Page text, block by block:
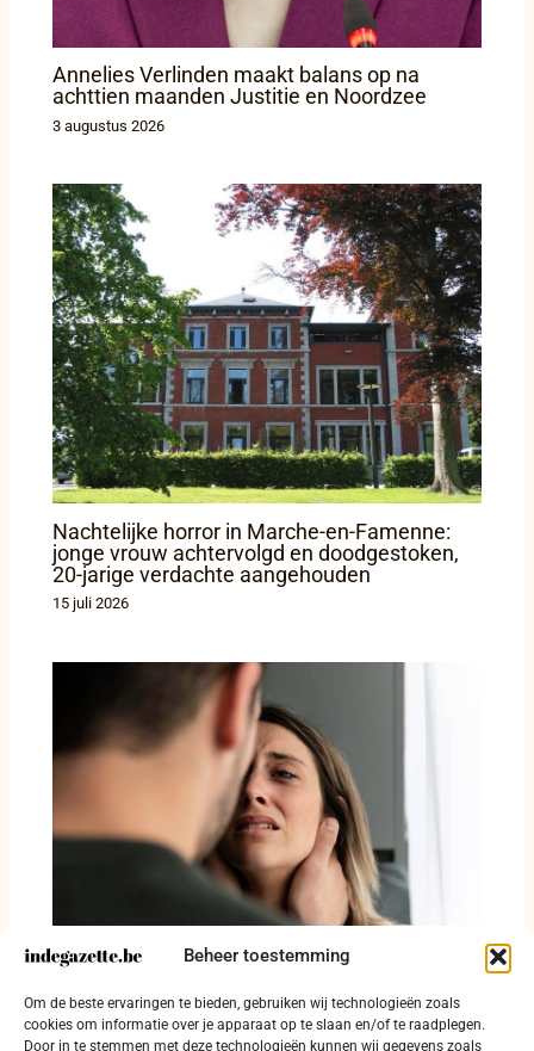
Beheer toestemming
Om de beste ervaringen te bieden, gebruiken wij technologieën zoals
cookies om informatie over je apparaat op te slaan en/of te raadplegen.
Door in te stemmen met deze technologieën kunnen wij gegevens zoals
Annelies Verlinden maakt balans op na
achttien maanden Justitie en Noordzee
3 augustus 2026
Nachtelijke horror in Marche-en-Famenne:
jonge vrouw achtervolgd en doodgestoken,
20-jarige verdachte aangehouden
15 juli 2026
Rapport beschrijft misdrijven door
groomingbendes tegen kwetsbare meisjes in
het Verenigd Koninkrijk
17 juni 2026